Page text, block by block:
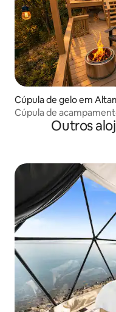
Cúpula de gelo em
Cúpula de
spa privativoOutros